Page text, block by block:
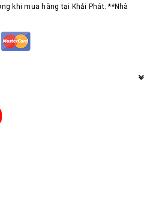
khi mua hàng tại Khải Phát. **Nhà